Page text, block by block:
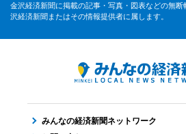
金沢経済新聞に掲載の記事・写真・図表などの無
沢経済新聞またはその情報提供者に属します。
みんなの経済新聞ネットワーク